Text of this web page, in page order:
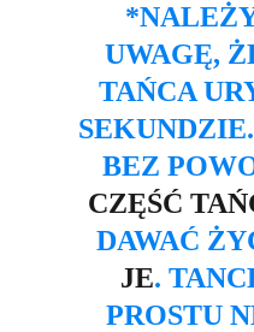
UWAGĘ,
TAŃCA
BEZ
CZĘŚĆ
DAWAĆ
JE.
PROSTU